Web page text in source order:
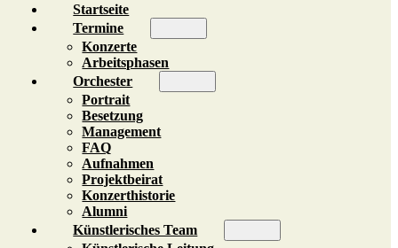
Startseite
Termine
Konzerte
Arbeitsphasen
Orchester
Portrait
Besetzung
Management
FAQ
Aufnahmen
Projektbeirat
Konzerthistorie
Alumni
Künstlerisches Team